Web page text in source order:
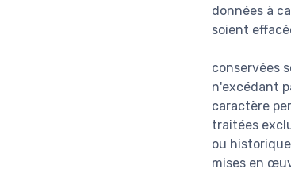
données à
soient
conservées
n'excédant
caractère
traitées
ou
mises en